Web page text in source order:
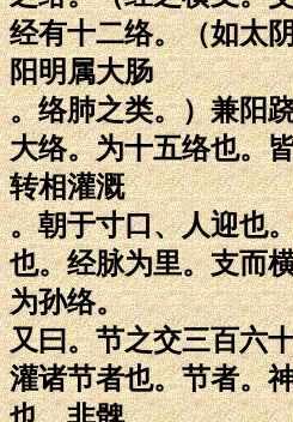
经有十二络。（如太
阳明属大肠
。络肺之类。）兼阳
大络。为十五络也。
转相灌溉
。朝于寸口、人迎也
也。经脉为里。支而
为孙络。
又曰。节之交三百六
灌诸节者也。节者。